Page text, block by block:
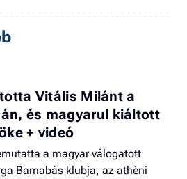
Vitális Milánt a
és magyarul kiáltott
+ videó
a magyar válogatott
Barnabás klubja, az athéni